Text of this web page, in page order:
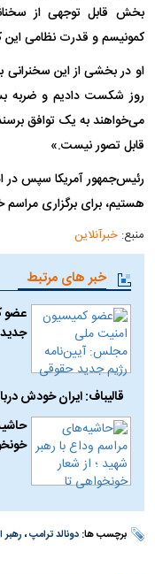
بخش قابل توجهی از
کمونیسم و قدرت نظامی این
او در بخشی از این سخنرانی
روز شکست دادیم و ضربه
می‌خواهند به یک توافق
قابل تصور نیست.»
رئیس‌جمهور آمریکا سپس در
هستیم، برای برگزاری
منبع:خبرآنلاین
خبر های مرتبط
عضو
قالیباف: ایران خودش
برچسب ها:دونالد ترامپ، رهبر